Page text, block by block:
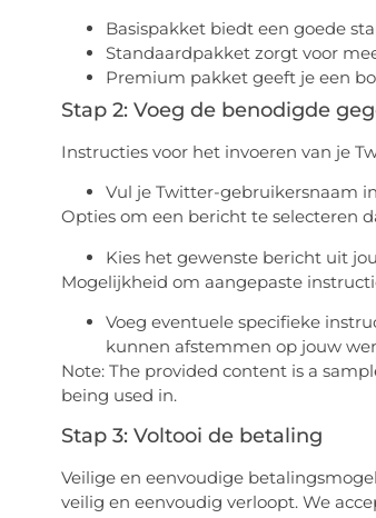
Basispakket biedt een goede
Standaardpakket zorgt voor
Premium pakket geeft je een
Stap 2: Voeg de benodigde
Instructies voor het invoeren van je
Vul je Twitter-gebruikersnaam
Opties om een bericht te selecteren
Kies het gewenste bericht uit
Mogelijkheid om aangepaste
Voeg eventuele specifieke
kunnen afstemmen op jouw
Note: The provided content is a
being used in.
Stap 3: Voltooi de betaling
Veilige en eenvoudige
veilig en eenvoudig verloopt. We